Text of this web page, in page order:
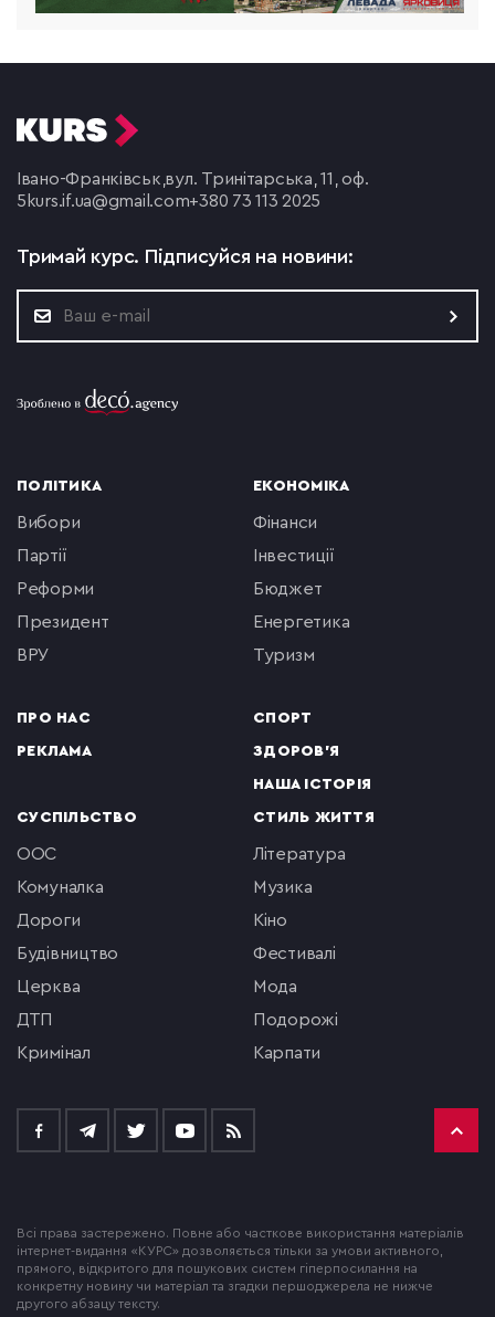
Івано-Франківськ,вул. Тринітарська, 11, оф.
5 kurs.if.ua@gmail.com+380 73 113 2025
Тримай курс. Підписуйся на новини:
ПОЛІТИКА
вибори
партії
реформи
президент
ВРУ
ПРО НАС
РЕКЛАМА
ЕКОНОМІКА
фінанси
інвестиції
бюджет
енергетика
туризм
СПОРТ
ЗДОРОВ'Я
НАША ІСТОРІЯ
СУСПІЛЬСТВО
ООС
комуналка
Дороги
будівництво
церква
ДТП
кримінал
СТИЛЬ ЖИТТЯ
література
музика
кіно
фестивалі
мода
подорожі
Карпати
Всі права застережено. Повне або часткове використання матеріалів
інтернет-видання «КУРС» дозволяється тільки за умови активного,
прямого, відкритого для пошукових систем гіперпосилання на
конкретну новину чи матеріал та згадки першоджерела не нижче
другого абзацу тексту.